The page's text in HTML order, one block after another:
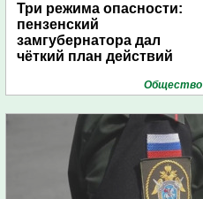
Три режима опасности:
пензенский
замгубернатора дал
чёткий план действий
Общество